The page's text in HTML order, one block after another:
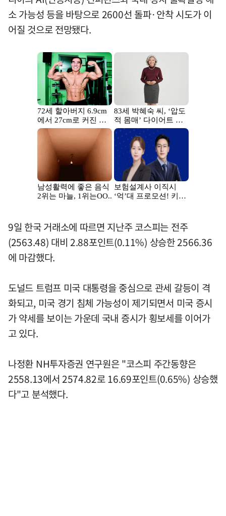
소 가능성 등을 바탕으로 2600선 돌파·안착 시도가 이
어질 것으로 전망됐다.
9일 한국 거래소에 따르면 지난주 코스피는 전주
(2563.48) 대비 2.88포인트(0.11%) 상승한 2566.36
에 마감했다.
도널드 트럼프 미국 대통령을 중심으로 관세 갈등이 격
화되고, 미국 경기 침체 가능성이 제기되면서 미국 증시
가 약세를 보이는 가운데 국내 증시가 횡보세를 이어가
고 있다.
나정환 NH투자증권 연구원은 "코스피 주간동향은
2558.13에서 2574.82로 16.69포인트(0.65%) 상승했
다"고 분석했다.